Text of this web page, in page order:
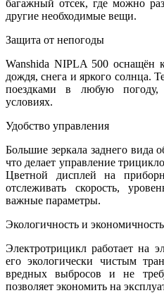
багажный отсек, где можно
другие необходимые вещи.
Защита от непогоды
Wanshida NIPLA 500 оснащён
дождя, снега и яркого солнца.
поездками в любую
условиях.
Удобство управления
Большие зеркала заднего вида
что делает управление
Цветной дисплей на
отслеживать скорость,
важные параметры.
Экологичность и экономичность
Электротрицикл работает на
его экологически чистым
вредных выбросов и не
позволяет экономить на